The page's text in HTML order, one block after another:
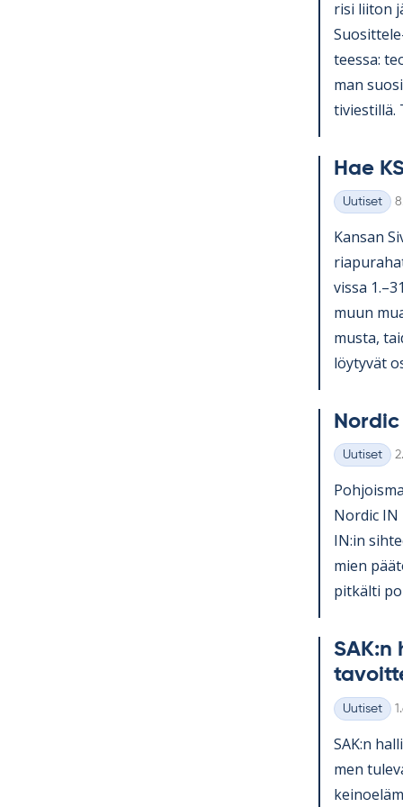
risi lii­ton
teessa:
man
ti­vies­tillä.
Hae
Kategoriat
Uutiset
Kan­san
vissa
muun
musta,
löy­ty­vät
Kategoriat
Uutiset
Nor­dic IN
IN:in
mien
pit­kälti
SAK:n
Kategoriat
Uutiset
SAK:n
men